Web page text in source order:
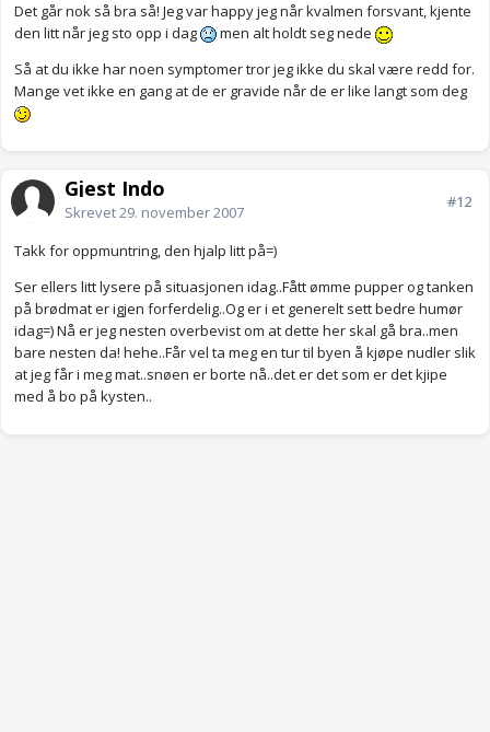
Det går nok så bra så! Jeg var happy jeg når kvalmen forsvant, kjente
den litt når jeg sto opp i dag
men alt holdt seg nede
Så at du ikke har noen symptomer tror jeg ikke du skal være redd for.
Mange vet ikke en gang at de er gravide når de er like langt som deg
Gjest Indo
Skrevet29. november 2007
#12
Takk for oppmuntring, den hjalp litt på=)
Ser ellers litt lysere på situasjonen idag..Fått ømme pupper og tanken
på brødmat er igjen forferdelig..Og er i et generelt sett bedre humør
idag=) Nå er jeg nesten overbevist om at dette her skal gå bra..men
bare nesten da! hehe..Får vel ta meg en tur til byen å kjøpe nudler slik
at jeg får i meg mat..snøen er borte nå..det er det som er det kjipe
med å bo på kysten..